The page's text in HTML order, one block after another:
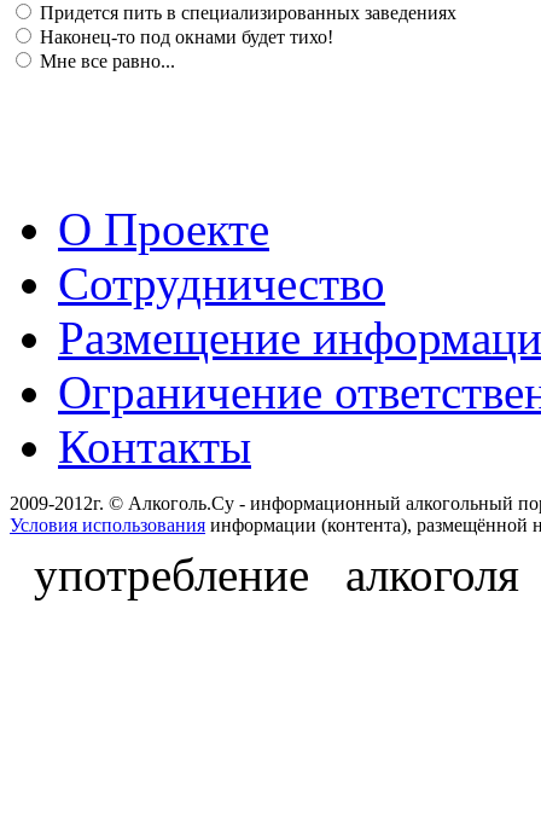
Придется пить в специализированных заведениях
Наконец-то под окнами будет тихо!
Мне все равно...
О Проекте
Сотрудничество
Размещение
Ограничение
Контакты
2009-2012г. © Алкоголь.Су - информационный алкогольный
Условия использования информации (контента), размещённой
употребление